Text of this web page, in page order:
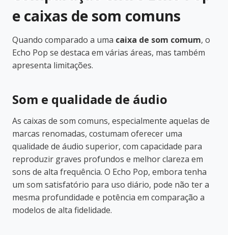
e caixas de som comuns
Quando comparado a uma caixa de som comum, o
Echo Pop se destaca em várias áreas, mas também
apresenta limitações.
Som e qualidade de áudio
As caixas de som comuns, especialmente aquelas de
marcas renomadas, costumam oferecer uma
qualidade de áudio superior, com capacidade para
reproduzir graves profundos e melhor clareza em
sons de alta frequência. O Echo Pop, embora tenha
um som satisfatório para uso diário, pode não ter a
mesma profundidade e potência em comparação a
modelos de alta fidelidade.